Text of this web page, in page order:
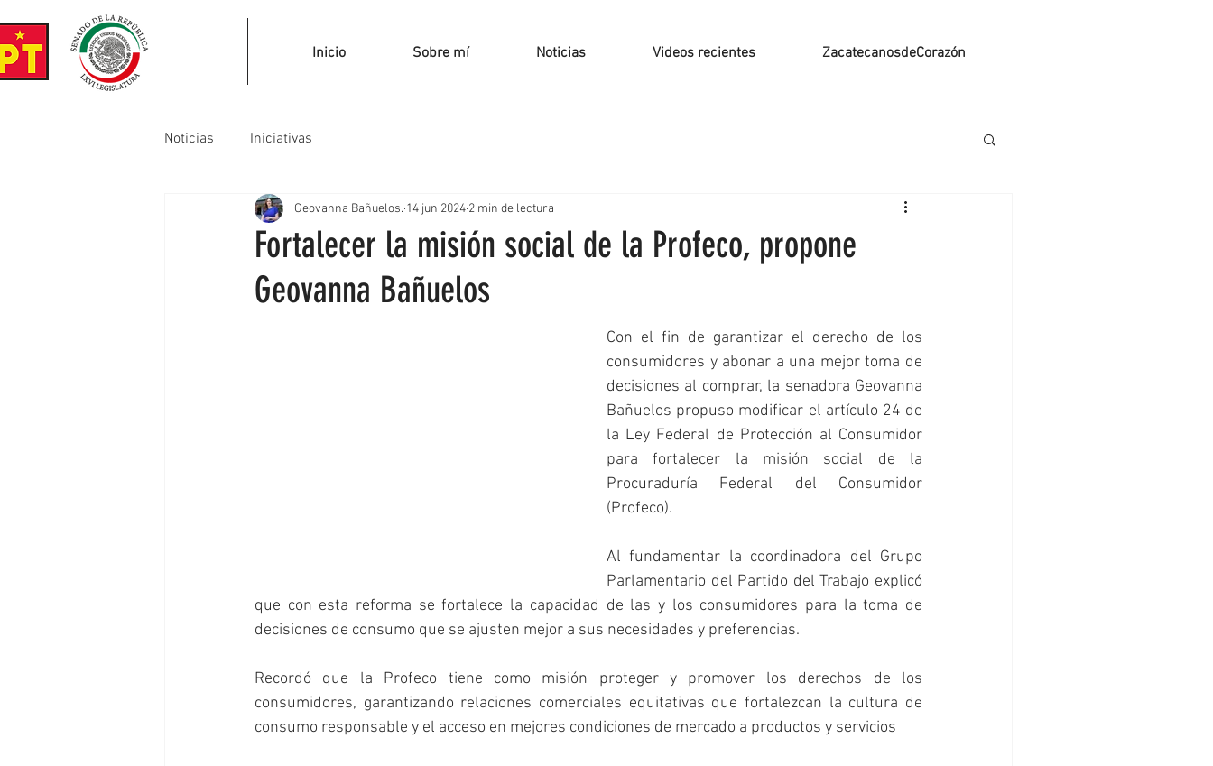
Inicio Sobre mí Noticias Videos recientes ZacatecanosdeCorazón
Noticias Iniciativas
Fortalecer la misión social de la Profeco, propone
Geovanna Bañuelos
Geovanna Bañuelos. 14 jun 2024 2 min de lectura
Con el fin de garantizar el derecho de los
consumidores y abonar a una mejor toma de
decisiones al comprar, la senadora Geovanna
Bañuelos propuso modificar el artículo 24 de
la Ley Federal de Protección al Consumidor
para fortalecer la misión social de la
Procuraduría Federal del Consumidor
(Profeco).
Al fundamentar la coordinadora del Grupo
Parlamentario del Partido del Trabajo explicó
que con esta reforma se fortalece la capacidad de las y los consumidores para la toma de
decisiones de consumo que se ajusten mejor a sus necesidades y preferencias.
Recordó que la Profeco tiene como misión proteger y promover los derechos de los
consumidores, garantizando relaciones comerciales equitativas que fortalezcan la cultura de
consumo responsable y el acceso en mejores condiciones de mercado a productos y servicios